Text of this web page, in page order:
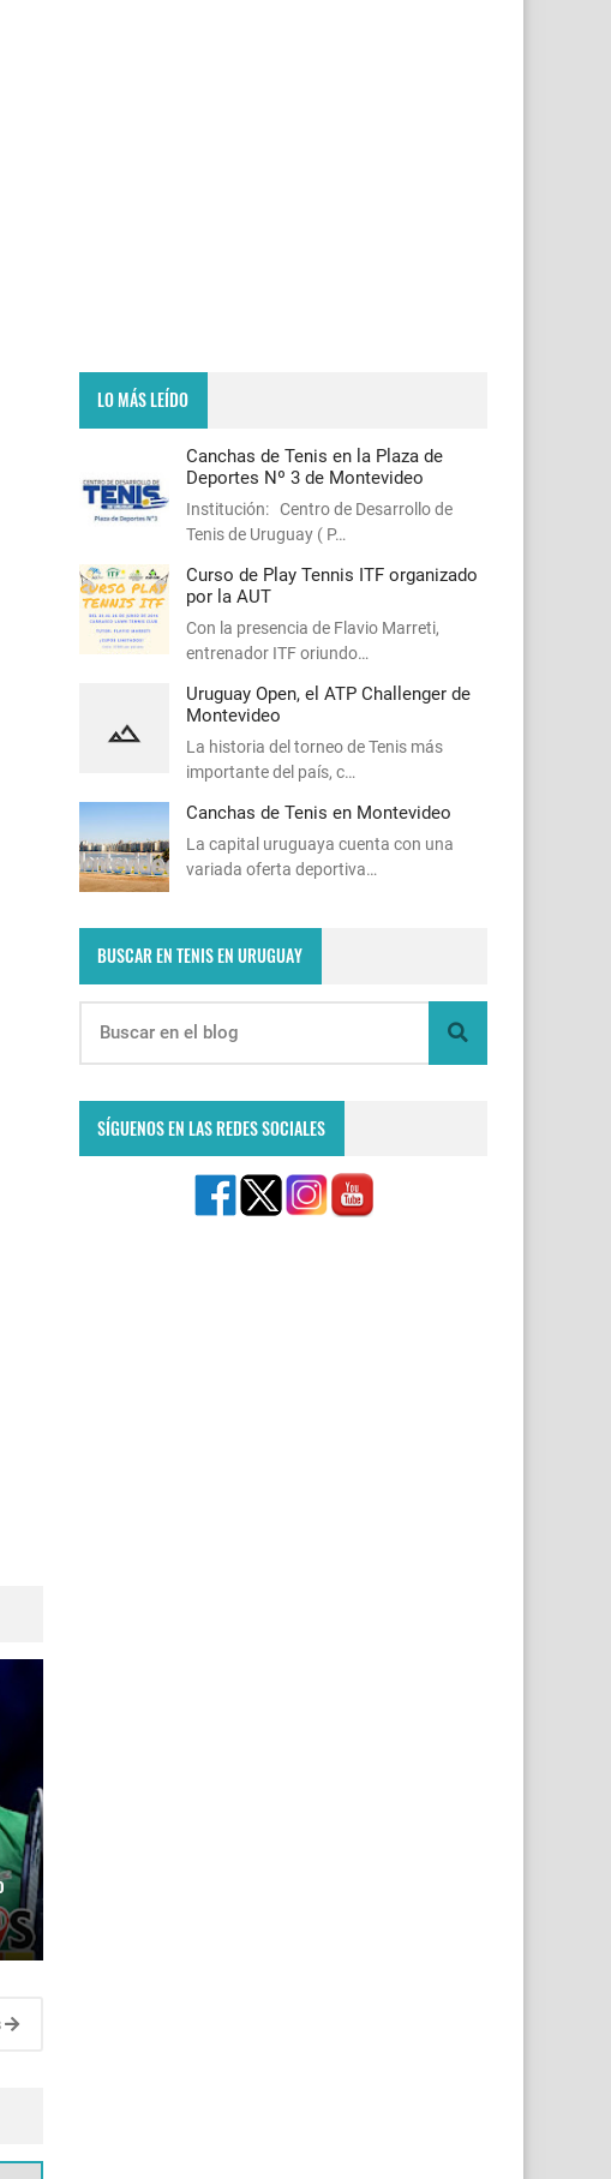
LO MÁS LEÍDO
Canchas de Tenis en la Plaza de
Deportes Nº 3 de Montevideo
Institución: Centro de Desarrollo de
Tenis de Uruguay ( P…
Curso de Play Tennis ITF organizado
por la AUT
Con la presencia de Flavio Marreti,
entrenador ITF oriundo…
Uruguay Open, el ATP Challenger de
Montevideo
La historia del torneo de Tenis más
importante del país, c…
Canchas de Tenis en Montevideo
La capital uruguaya cuenta con una
variada oferta deportiva…
BUSCAR EN TENIS EN URUGUAY
SÍGUENOS EN LAS REDES SOCIALES